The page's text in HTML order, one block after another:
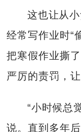
这也让从小
经常写作业时“
把寒假作业撕
严厉的责罚，
“小时候总
说。直到多年